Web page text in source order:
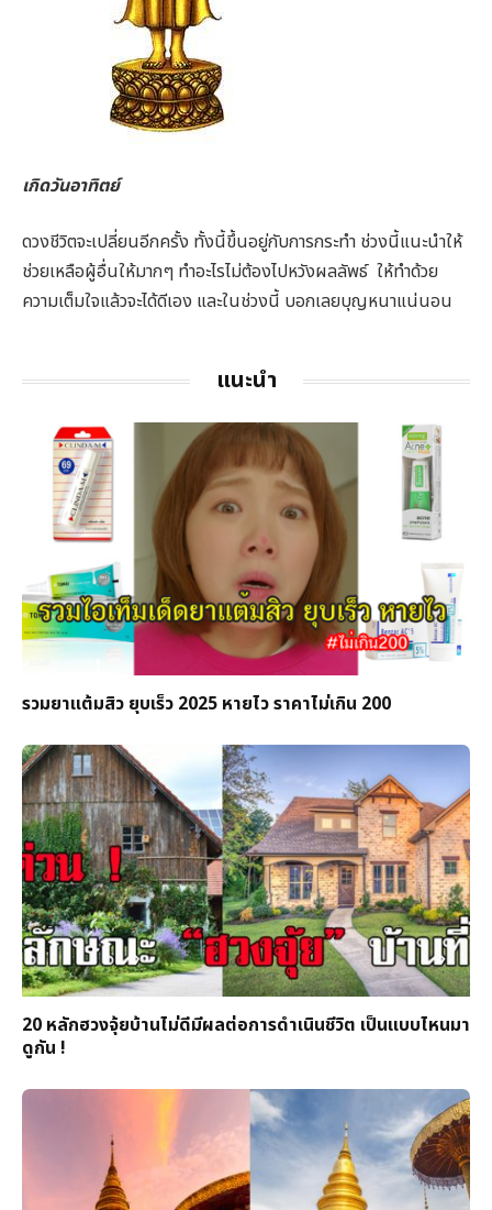
เกิดวันอาทิตย์
ดวงชีวิตจะเปลี่ยนอีกครั้ง ทั้งนี้ขึ้นอยู่กับการกระทำ ช่วงนี้แนะนำให้
ช่วยเหลือผู้อื่นให้มากๆ ทำอะไรไม่ต้องไปหวังผลลัพธ์ ให้ทำด้วย
ความเต็มใจแล้วจะได้ดีเอง และในช่วงนี้ บอกเลยบุญหนาแน่นอน
แนะนำ
รวมยาแต้มสิว ยุบเร็ว 2025 หายไว ราคาไม่เกิน 200
20 หลักฮวงจุ้ยบ้านไม่ดีมีผลต่อการดำเนินชีวิต เป็นแบบไหนมา
ดูกัน !